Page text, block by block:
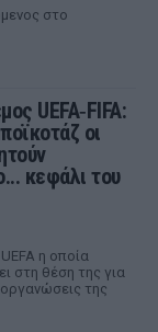
στο
UEFA‑FIFA:
οι
κεφάλι του
η οποία
στη θέση της για
της